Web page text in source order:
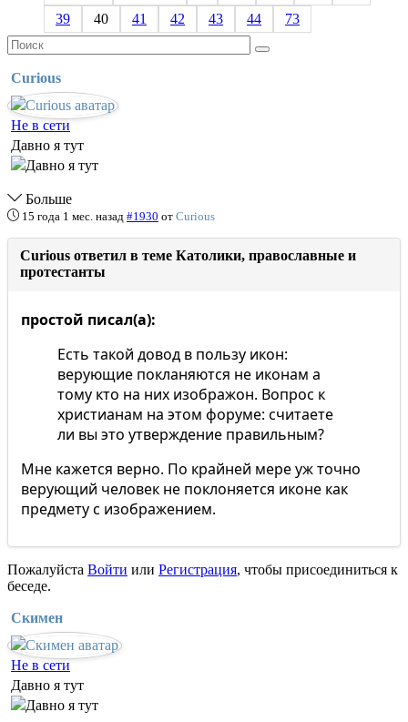
39
40 41 42 43 44 73
Curious
Не в сети
Давно я тут
Больше
15 года 1 мес. назад #1930 от Curious
Curious ответил в теме Католики, православные и
протестанты
простой писал(а):
Есть такой довод в пользу икон:
верующие покланяются не иконам а
тому кто на них изображон. Вопрос к
христианам на этом форуме: считаете
ли вы это утверждение правильным?
Мне кажется верно. По крайней мере уж точно
верующий человек не поклоняется иконе как
предмету с изображением.
Пожалуйста Войти или Регистрация, чтобы присоединиться к
беседе.
Скимен
Не в сети
Давно я тут